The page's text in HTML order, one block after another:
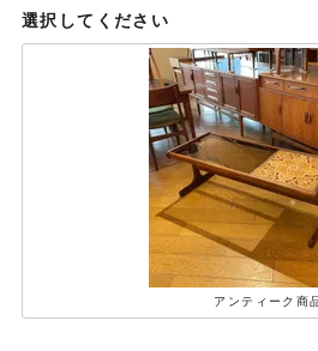
選択してください
アンティーク商